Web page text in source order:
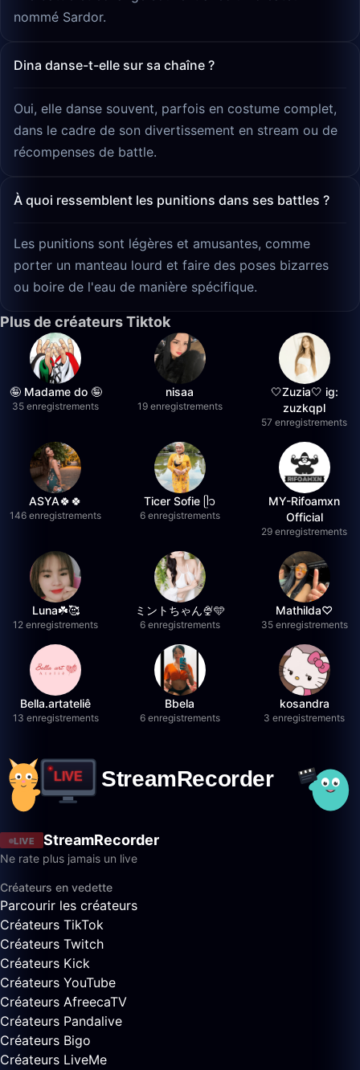
nommé Sardor.
Dina danse-t-elle sur sa chaîne ?
Oui, elle danse souvent, parfois en costume complet,
dans le cadre de son divertissement en stream ou de
récompenses de battle.
À quoi ressemblent les punitions dans ses battles ?
Les punitions sont légères et amusantes, comme
porter un manteau lourd et faire des poses bizarres
ou boire de l'eau de manière spécifique.
Plus de créateurs Tiktok
🤪 Madame do 🤪
35 enregistrements
nisaa
19 enregistrements
🤍Zuzia🤍 ig:
zuzkqpl
57 enregistrements
ASYA🍀🍀
146 enregistrements
Ticer Sofie ᥫ᭡
6 enregistrements
MY-Rifoamxn
Official
29 enregistrements
Luna☘️🥰
12 enregistrements
ミントちゃん🍨🩵
6 enregistrements
Mathilda♡︎
35 enregistrements
Bella.artateliê
13 enregistrements
Bbela
6 enregistrements
kosandra
3 enregistrements
LIVE StreamRecorder
Ne rate plus jamais un live
Créateurs en vedette
Parcourir les créateurs
Créateurs TikTok
Créateurs Twitch
Créateurs Kick
Créateurs YouTube
Créateurs AfreecaTV
Créateurs Pandalive
Créateurs Bigo
Créateurs LiveMe